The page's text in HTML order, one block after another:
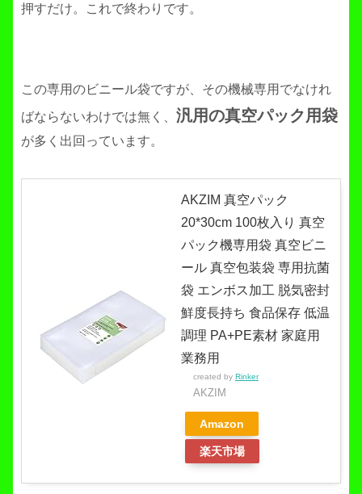
押すだけ。これで終わりです。
この専用のビニール袋ですが、その機械専用でなけれ
ばならないわけでは無く、 汎用の真空パック用袋
が多く出回っています。
AKZIM 真空パック
20*30cm 100枚入り 真空
パック機専用袋 真空ビニ
ール 真空包装袋 専用抗菌
袋 エンボス加工 脱気密封
鮮度長持ち 食品保存 低温
調理 PA+PE素材 家庭用
業務用
created by Rinker
AKZIM
Amazon
楽天市場